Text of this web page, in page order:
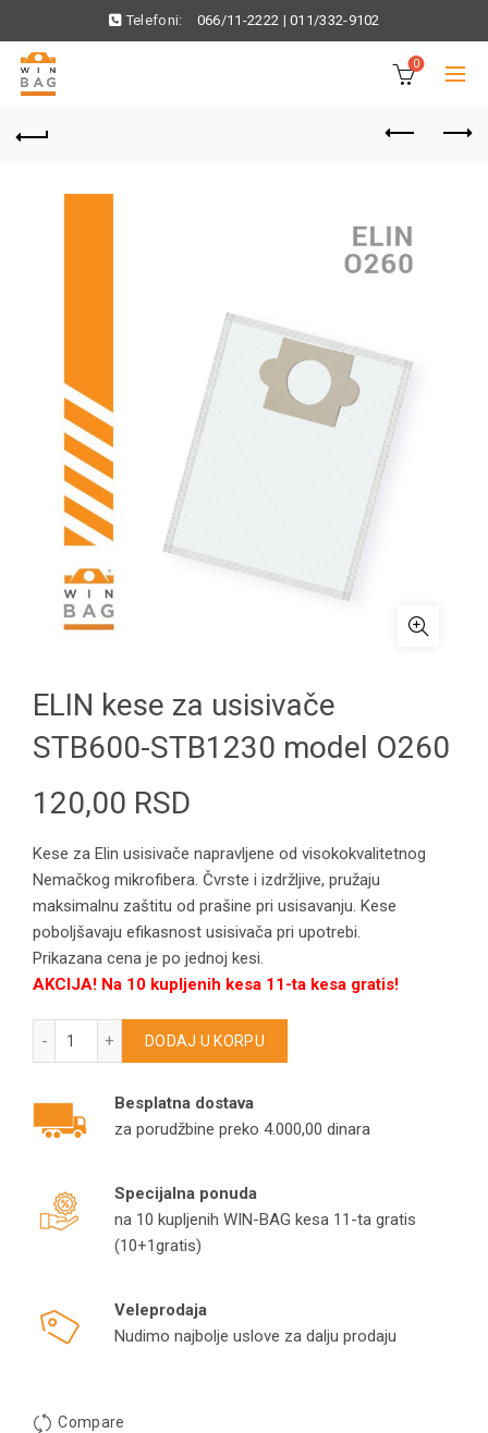
Telefoni: 066/11-2222 |011/332-9102
0
ELIN kese za usisivače
STB600-STB1230 model O260
120,00 RSD
Kese za Elin usisivače napravljene od visokokvalitetnog
Nemačkog mikrofibera. Čvrste i izdržljive, pružaju
maksimalnu zaštitu od prašine pri usisavanju. Kese
poboljšavaju efikasnost usisivača pri upotrebi.
Prikazana cena je po jednoj kesi.
AKCIJA! Na 10 kupljenih kesa 11-ta kesa gratis!
ELIN kese za usisivače STB600-STB1230 model O260
DODAJ U KORPU
Besplatna dostava
za porudžbine preko 4.000,00 dinara
Specijalna ponuda
na 10 kupljenih WIN-BAG kesa 11-ta gratis
(10+1gratis)
Veleprodaja
Nudimo najbolje uslove za dalju prodaju
Compare